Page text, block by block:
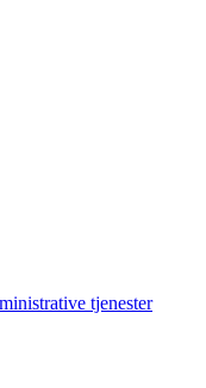
tjenester